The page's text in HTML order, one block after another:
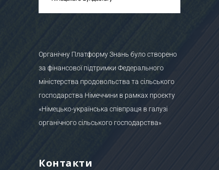
Органічну Платформу Знань було створено
за фінансової підтримки Федерального
міністерства продовольства та сільського
господарства Німеччини в рамках проєкту
«Німецько-українська співпраця в галузі
органічного сільського господарства»
Контакти